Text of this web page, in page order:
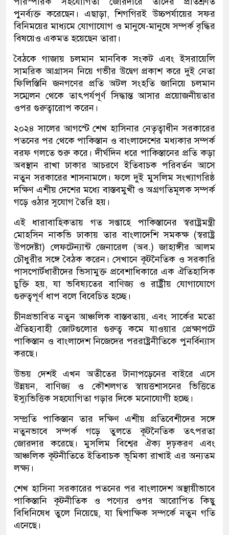
পুনর্ব্যক্ত করেছেন। এছাড়া, শিগগিরই উচ্চপর্যায়ের সফর
বিনিময়ের মাধ্যমে যোগাযোগ ও মানুষে-মানুষে সম্পর্ক বৃদ্ধির
বিষয়েও একমত হয়েছেন তারা।
বৈঠকে গাজায় চলমান মানবিক সংকট এবং ইসরায়েলি
সামরিক আগ্রাসন নিয়ে গভীর উদ্বেগ প্রকাশ করে দুই নেতা
ফিলিস্তিনি জনগণের প্রতি অটল সংহতি জানিয়ে চলমান
সম্মেলন থেকে তাৎপর্যপূর্ণ সিদ্ধান্ত আসার প্রয়োজনীয়তার
ওপর গুরুত্বারোপ করেন।
২০২৪ সালের আগস্টে শেখ হাসিনার নেতৃত্বাধীন সরকারের
পতনের পর থেকে পাকিস্তান ও বাংলাদেশের মধ্যকার সম্পর্ক
বরফ গলতে শুরু করে। দীর্ঘদিন ধরে পাকিস্তানের প্রতি কড়া
অবস্থান রাখা ঢাকার আচরণে ইতিবাচক পরিবর্তন আসে
নতুন সরকারের শাসনামলে। ফলে দুই মুসলিম সংখ্যাগরিষ্ঠ
দক্ষিণ এশীয় দেশের মধ্যে বাস্তবমুখী ও অগ্রগতিমূলক সম্পর্ক
গড়ে ওঠার সুযোগ তৈরি হয়।
এই ধারাবাহিকতায় গত সপ্তাহে পাকিস্তানের স্বরাষ্ট্রমন্ত্রী
মোহসিন নাকভি ঢাকায় তার বাংলাদেশি সমকক্ষ (স্বরাষ্ট্র
উপদেষ্টা) লেফটেন্যান্ট জেনারেল (অব.) জাহাঙ্গীর আলম
চৌধুরীর সঙ্গে বৈঠক করেন। সেখানে কূটনৈতিক ও সরকারি
পাসপোর্টধারীদের ভিসামুক্ত প্রবেশাধিকারে এক ঐতিহাসিক
চুক্তি হয়, যা ভবিষ্যতের বাণিজ্য ও রাষ্ট্রীয় যোগাযোগে
গুরুত্বপূর্ণ ধাপ বলে বিবেচিত হচ্ছে।
চীনপ্রভাবিত নতুন আঞ্চলিক বাস্তবতায়, এবং সার্কের মতো
ঐতিহ্যবাহী জোটগুলোর গুরুত্ব কমে যাওয়ার প্রেক্ষাপটে
পাকিস্তান ও বাংলাদেশ নিজেদের পররাষ্ট্রনীতিকে পুনর্বিন্যাস
করছে।
উভয় দেশই এখন অতীতের টানাপড়েনের বাইরে এসে
উন্নয়ন, বাণিজ্য ও কৌশলগত স্বায়ত্তশাসনের ভিত্তিতে
ইস্যুভিত্তিক সহযোগিতা গড়ার দিকে মনোযোগী হচ্ছে।
সম্প্রতি পাকিস্তান তার দক্ষিণ এশীয় প্রতিবেশীদের সঙ্গে
নতুনভাবে সম্পর্ক গড়ে তুলতে কূটনৈতিক তৎপরতা
জোরদার করেছে। মুসলিম বিশ্বের ঐক্য দৃঢ়করণ এবং
আঞ্চলিক কূটনীতিতে ইতিবাচক ভূমিকা রাখাই এর অন্যতম
লক্ষ্য।
শেখ হাসিনা সরকারের পতনের পর বাংলাদেশ অস্থায়ীভাবে
পাকিস্তানি কূটনীতিক ও পণ্যের ওপর আরোপিত কিছু
বিধিনিষেধ তুলে নিয়েছে, যা দ্বিপাক্ষিক সম্পর্কে নতুন গতি
এনেছে।